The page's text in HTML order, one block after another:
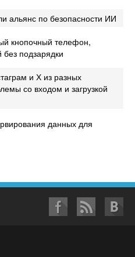
альянс по безопасности ИИ
кнопочный телефон,
подзарядки
и Х из разных
со входом и загрузкой
данных для